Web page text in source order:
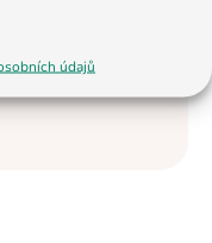
údajů
Na
propagaci